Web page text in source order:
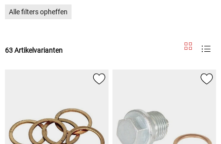
Alle filters opheffen
63 Artikelvarianten